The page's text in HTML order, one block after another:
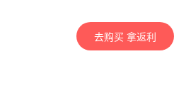
去购买 拿返利